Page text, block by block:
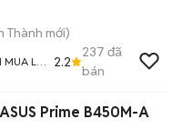
Thành mới)
MUA LƯ
2.2
237 đã
bán
Prime B450M-A